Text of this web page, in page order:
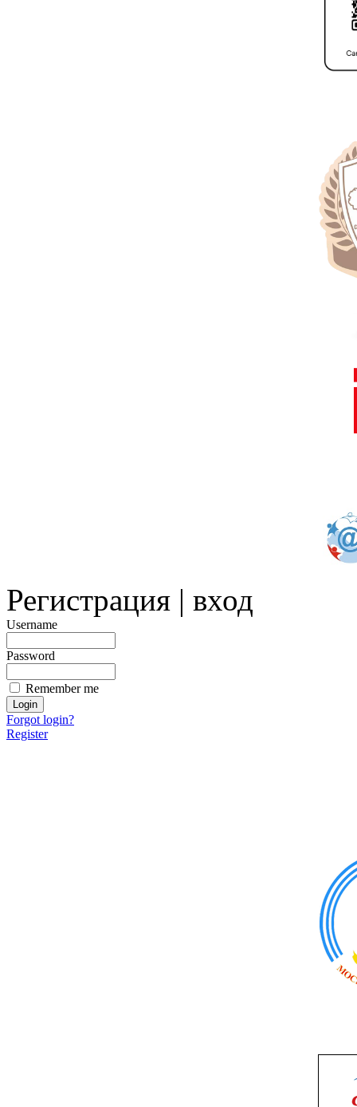
Регистрация | вход
Username
Password
Remember me
Forgot login?
Register